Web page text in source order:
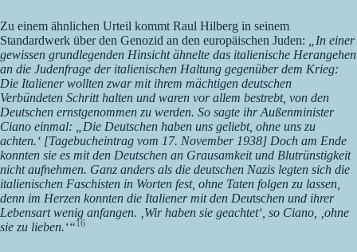
Zu einem ähnlichen Urteil kommt Raul Hilberg in seinem
Standardwerk über den Genozid an den europäischen Juden:
„In einer
gewissen grundlegenden Hinsicht ähnelte das italienische Herangehen
an die Judenfrage der italienischen Haltung gegenüber dem Krieg:
Die Italiener wollten zwar mit ihrem mächtigen deutschen
Verbündeten Schritt halten und waren vor allem bestrebt, von den
Deutschen ernstgenommen zu werden. So sagte ihr Außenminister
Ciano einmal: „Die Deutschen haben uns geliebt, ohne uns zu
achten.‘ [Tagebucheintrag vom 17. November 1938] Doch am Ende
konnten sie es mit den Deutschen an Grausamkeit und Blutrünstigkeit
nicht aufnehmen. Ganz anders als die deutschen Nazis legten sich die
italienischen Faschisten in Worten fest, ohne Taten folgen zu lassen,
denn im Herzen konnten die Italiener mit den Deutschen und ihrer
Lebensart wenig anfangen. ‚Wir haben sie geachtet‘, so Ciano, ‚ohne
sie zu lieben.‘“16